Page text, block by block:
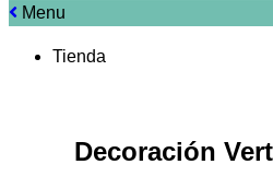
Menu
Tienda
Decoración